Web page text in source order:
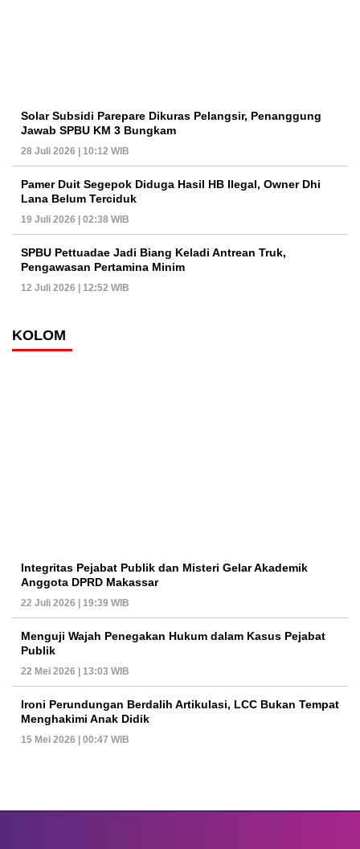
Solar Subsidi Parepare Dikuras Pelangsir, Penanggung
Jawab SPBU KM 3 Bungkam
28 Juli 2026 | 10:12 WIB
Pamer Duit Segepok Diduga Hasil HB Ilegal, Owner Dhi
Lana Belum Terciduk
19 Juli 2026 | 02:38 WIB
SPBU Pettuadae Jadi Biang Keladi Antrean Truk,
Pengawasan Pertamina Minim
12 Juli 2026 | 12:52 WIB
KOLOM
Integritas Pejabat Publik dan Misteri Gelar Akademik
Anggota DPRD Makassar
22 Juli 2026 | 19:39 WIB
Menguji Wajah Penegakan Hukum dalam Kasus Pejabat
Publik
22 Mei 2026 | 13:03 WIB
Ironi Perundungan Berdalih Artikulasi, LCC Bukan Tempat
Menghakimi Anak Didik
15 Mei 2026 | 00:47 WIB